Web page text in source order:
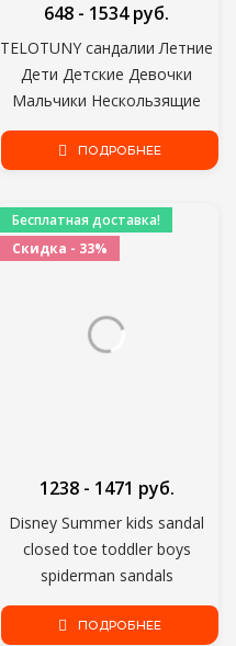
TELOTUNY сандалии Летние
Дети Детские Девочки
Мальчики Нескользящие
Уличные Кроссовки Мягкая
подошва Крюк Пляжные
девушки Jun8
648 - 1534 руб.
ПОДРОБНЕЕ
Бесплатная доставка!
Скидка - 33%
Disney Summer kids sandal
closed toe toddler boys
spiderman sandals
ортопедические спортивные
пляжные сандалии из
1238 - 1471 руб.
ПОДРОБНЕЕ